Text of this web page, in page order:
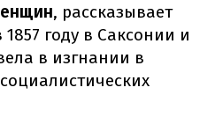
, рассказывает
1857 году в Саксонии и
в изгнании в